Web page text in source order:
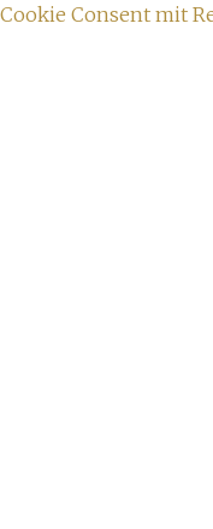
Cookie Consent mit